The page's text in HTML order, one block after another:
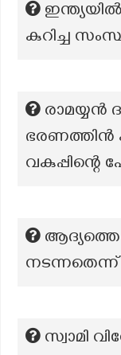
കുറിച്ച
രാമയ്യൻ
ഭരണത്തിൻ
വകുപ്പിന്റെ
സ്വാമി